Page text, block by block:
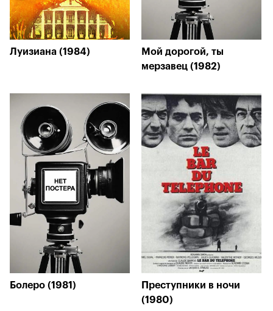
Луизиана (1984)
Мой дорогой, ты
мерзавец (1982)
Болеро (1981)
Преступники в ночи
(1980)